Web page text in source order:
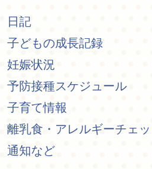
日記
子どもの成長記録
妊娠状況
予防接種スケジュール
子育て情報
離乳食・アレルギーチェ
通知など